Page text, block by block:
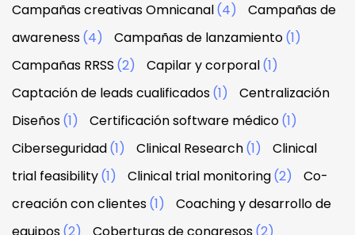
Campañas creativas Omnicanal(4)
Campañas de
awareness(4) Campañas de lanzamiento(1)
Campañas RRSS (2) Capilar y corporal(1)
Captación de leads cualificados(1)
Centralización
Diseños(1) Certificación software médico(1)
Ciberseguridad(1) Clinical Research(1)
Clinical
trial feasibility(1) Clinical trial monitoring(2)
Co-
creación con clientes(1)
Coaching y desarrollo de